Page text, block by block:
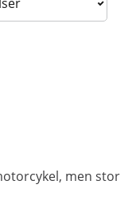
men stor